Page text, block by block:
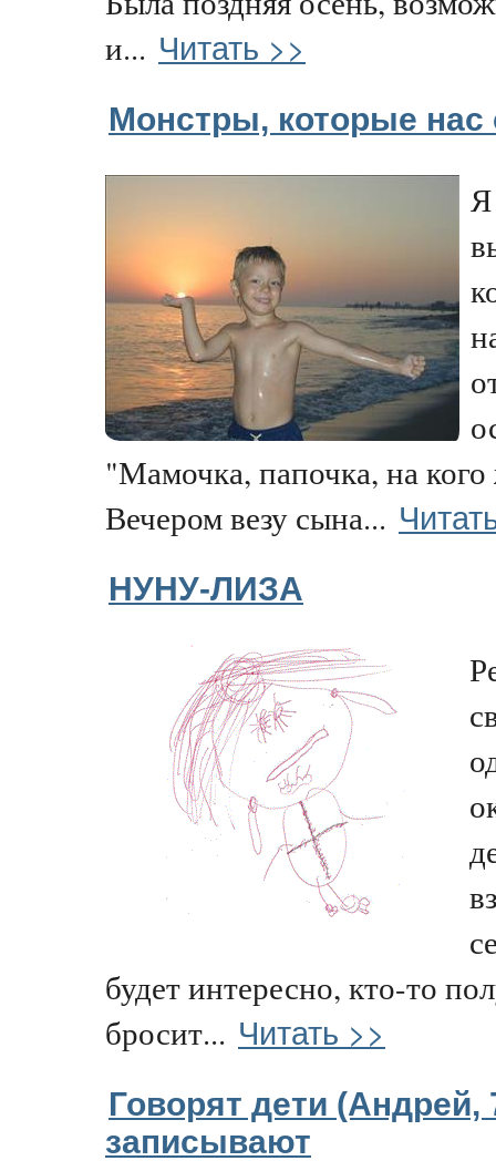
и... Читать >>
Монстры, которые нас
"Мамочка, папочка, на
Вечером везу сына...
НУНУ-ЛИЗА
будет интересно, кто-то
бросит... Читать >>
Говорят дети (Андрей,
записывают